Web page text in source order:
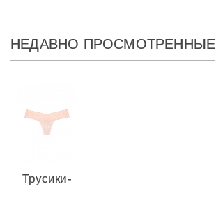
НЕДАВНО ПРОСМОТРЕННЫЕ
Трусики-